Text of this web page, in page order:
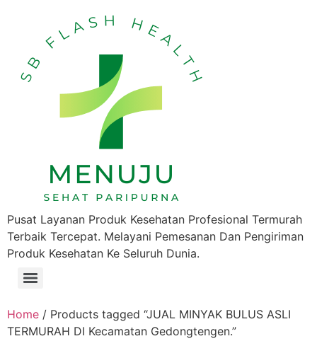
Pusat Layanan Produk Kesehatan Profesional Termurah
Terbaik Tercepat. Melayani Pemesanan Dan Pengiriman
Produk Kesehatan Ke Seluruh Dunia.
Home / Products tagged “JUAL MINYAK BULUS ASLI
TERMURAH DI Kecamatan Gedongtengen.”